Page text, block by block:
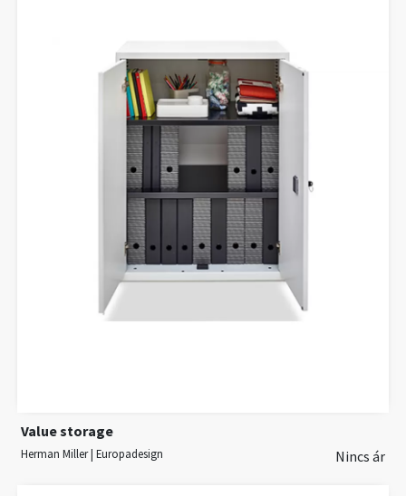
Value storage
Herman Miller | Europadesign Nincs ár